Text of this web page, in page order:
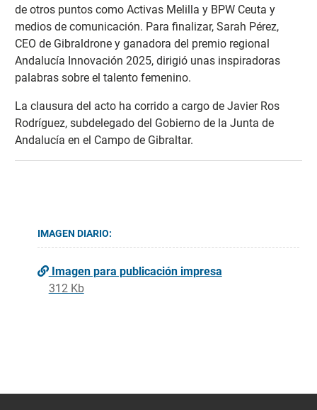
de otros puntos como Activas Melilla y BPW Ceuta y
medios de comunicación. Para finalizar, Sarah Pérez,
CEO de Gibraldrone y ganadora del premio regional
Andalucía Innovación 2025, dirigió unas inspiradoras
palabras sobre el talento femenino.
La clausura del acto ha corrido a cargo de Javier Ros
Rodríguez, subdelegado del Gobierno de la Junta de
Andalucía en el Campo de Gibraltar.
IMAGEN DIARIO:
Imagen para publicación impresa
312 Kb